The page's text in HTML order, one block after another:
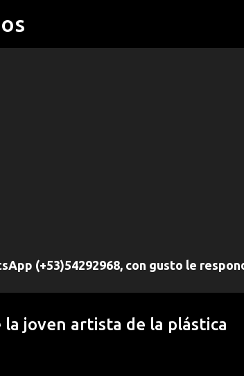
(+53)54292968, con gusto le
joven artista de la plástica